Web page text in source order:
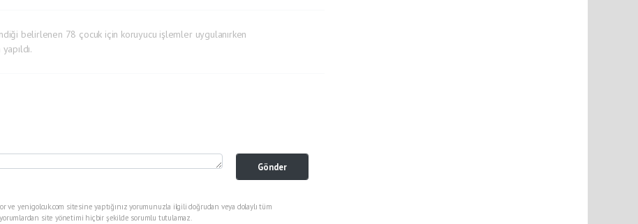
belirlenen 78 çocuk için koruyucu işlemler uygulanırken
Gönder
ve yenigolcuk.com sitesine yaptığınız yorumunuzla ilgili doğrudan veya dolaylı tüm
site yönetimi hiçbir şekilde sorumlu tutulamaz.